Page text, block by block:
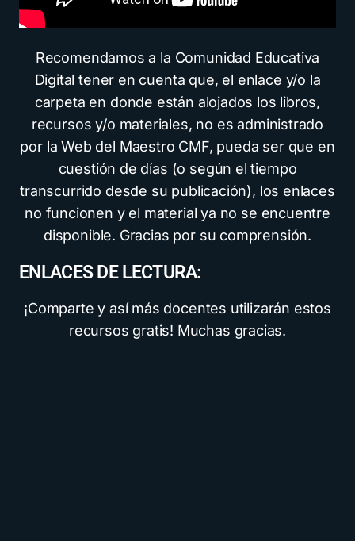
Recomendamos a la Comunidad Educativa
Digital tener en cuenta que, el enlace y/o la
carpeta en donde están alojados los libros,
recursos y/o materiales, no es administrado
por la Web del Maestro CMF, pueda ser que en
cuestión de días (o según el tiempo
transcurrido desde su publicación), los enlaces
no funcionen y el material ya no se encuentre
disponible. Gracias por su comprensión.
ENLACES DE LECTURA:
¡Comparte y así más docentes utilizarán estos
recursos gratis! Muchas gracias.